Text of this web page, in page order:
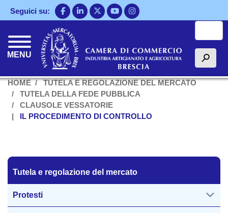
Salta
al
Seguici su:
MENU h
HOME
TUTELA E REGOLAZIONE DEL MERCATO
TUTELA DELLA FEDE PUBBLICA
CLAUSOLE VESSATORIE
IL PROCEDIMENTO DI CONTROLLO
Tutela regolazione del mercato
Tutela e regolazione del mercato
Protesti